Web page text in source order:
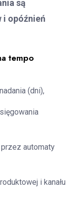
są
i opóźnień
tempo
(dni),
automaty
i kanału